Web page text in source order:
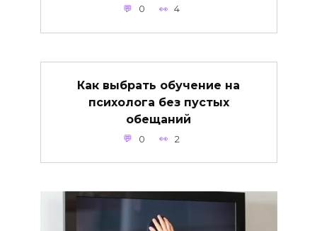
0 4
Как выбрать обучение на
психолога без пустых
обещаний
0 2